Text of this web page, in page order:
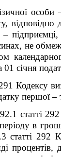
особи
відповідно
не
01 січня
Кодексу
першої –
статті
в
статті
процентів,